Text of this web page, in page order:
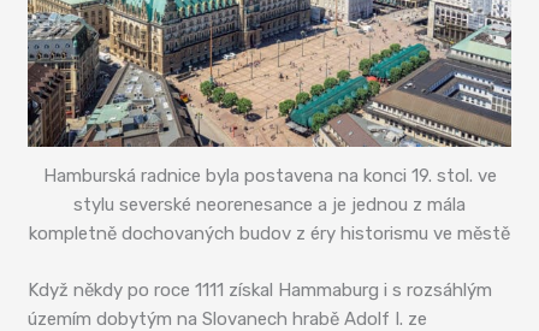
Hamburská radnice byla postavena na konci 19. stol. ve
stylu severské neorenesance a je jednou z mála
kompletně dochovaných budov z éry historismu ve městě
Když někdy po roce 1111 získal Hammaburg i s rozsáhlým
územím dobytým na Slovanech hrabě Adolf I. ze